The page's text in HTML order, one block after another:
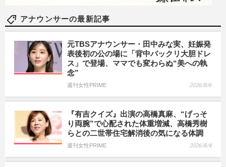
アナウンサーの最新記事
元TBSアナウンサー・田中みな実、妊娠発
表後初の公の場に「背中パックリ大胆ドレ
ス」で登場、ママでも変わらぬ“美への執
念”
週刊女性PRIME 2026/8/6
『有吉クイズ』出演の高橋真麻、“げっそ
り両腕”で心配された体重増減、高橋秀樹
らとの二世帯住宅解消後の気になる体調
週刊女性PRIME 2026/8/4